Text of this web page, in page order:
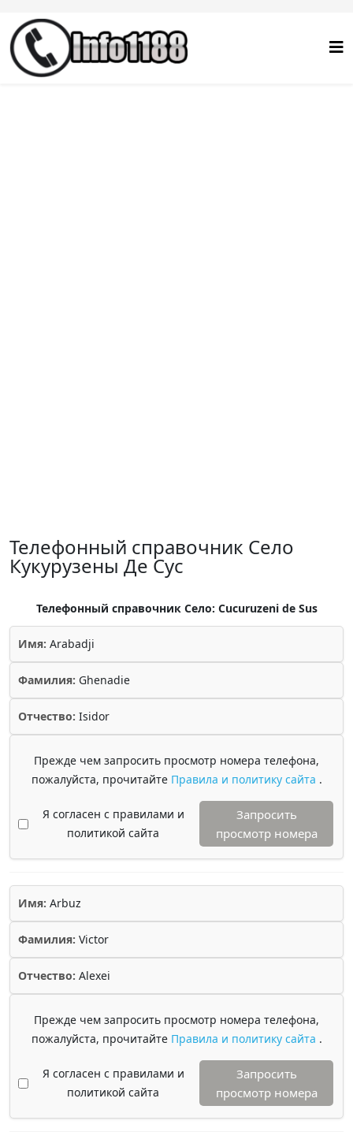
Телефонный справочник Село
Кукурузены Де Сус
Телефонный справочник Село: Cucuruzeni de Sus
Имя: Arabadji
Фамилия: Ghenadie
Отчество: Isidor
Прежде чем запросить просмотр номера телефона,
пожалуйста, прочитайте Правила и политику сайта .
Я согласен с правилами и
политикой сайта
Запросить
просмотр номера
Имя: Arbuz
Фамилия: Victor
Отчество: Alexei
Прежде чем запросить просмотр номера телефона,
пожалуйста, прочитайте Правила и политику сайта .
Я согласен с правилами и
политикой сайта
Запросить
просмотр номера